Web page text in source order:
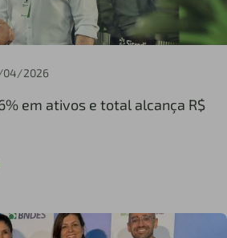
2026
em ativos e total alcança R$